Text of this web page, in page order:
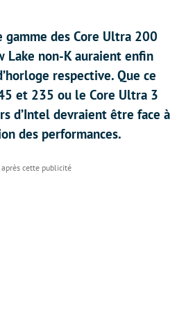
gamme des Core Ultra 200
Lake non-K auraient enfin
respective. Que ce
et 235 ou le Core Ultra 3
d’Intel devraient être face à
des performances.